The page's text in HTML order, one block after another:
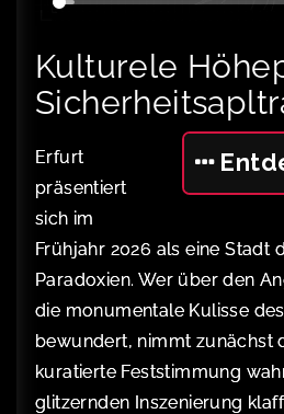
Kulturele
Erfurt
präsentiert
sich im
Frühjahr 2026 als eine Stadt
Paradoxien. Wer über den
die monumentale Kulisse
bewundert, nimmt zunächst
kuratierte Feststimmung
glitzernden Inszenierung